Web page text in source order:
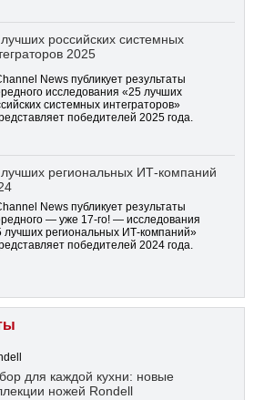
российских системных
2025
News публикует результаты
исследования «25 лучших
системных интеграторов»
победителей 2025 года.
региональных ИТ-компаний
News публикует результаты
— уже 17-го! — исследования
лучших региональных ИТ-компаний»
победителей 2024 года.
для каждой кухни: новые
ножей Rondell